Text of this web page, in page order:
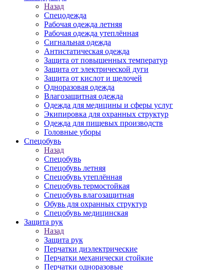
Назад
Спецодежда
Рабочая одежда летняя
Рабочая одежда утеплённая
Сигнальная одежда
Антистатическая одежда
Защита от повышенных температур
Защита от электрической дуги
Защита от кислот и щелочей
Одноразовая одежда
Влагозащитная одежда
Одежда для медицины и сферы услуг
Экипировка для охранных структур
Одежда для пищевых производств
Головные уборы
Спецобувь
Назад
Спецобувь
Спецобувь летняя
Спецобувь утеплённая
Спецобувь термостойкая
Спецобувь влагозащитная
Обувь для охранных структур
Спецобувь медицинская
Защита рук
Назад
Защита рук
Перчатки диэлектрические
Перчатки механически стойкие
Перчатки одноразовые